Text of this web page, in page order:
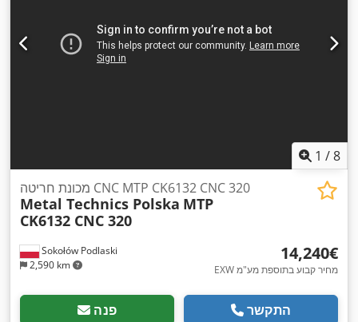
1 /8
Sokołów Podlaski
2,590 km
מכונת חריטה CNC MTP CK6132 CNC 320
Metal Technics Polska MTP
CK6132 CNC 320
‏14,240 ‏€
EXW מחיר קבוע בתוספת מע"מ
פנה התקשר